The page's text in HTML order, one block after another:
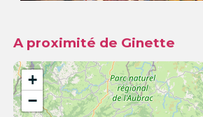
A proximité de Ginette
+
−